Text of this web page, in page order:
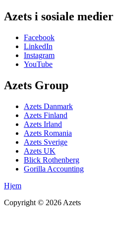
Azets i sosiale medier
Facebook
LinkedIn
Instagram
YouTube
Azets Group
Azets Danmark
Azets Finland
Azets Irland
Azets Romania
Azets Sverige
Azets UK
Blick Rothenberg
Gorilla Accounting
Hjem
Copyright © 2026 Azets